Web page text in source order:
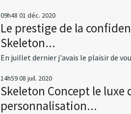
09h48 01 déc. 2020
Le prestige de la
Skeleton...
En juillet dernier j'avais le plaisir de
14h5908 juil. 2020
Skeleton Concept le luxe
personnalisation...